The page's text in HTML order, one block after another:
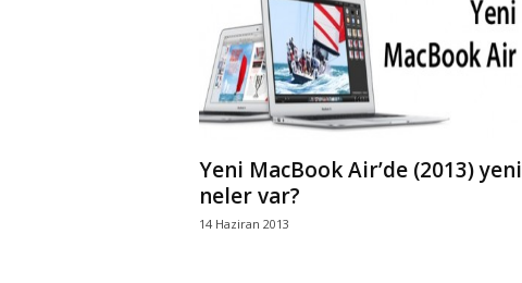
Yeni MacBook Air’de (2013) yeni
neler var?
14 Haziran 2013